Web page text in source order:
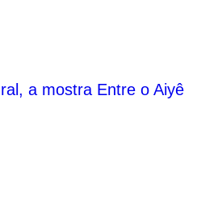
a mostra Entre o Aiyê